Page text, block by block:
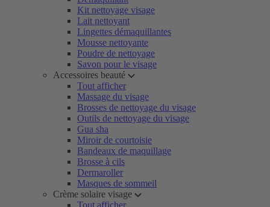
Kit nettoyage visage
Lait nettoyant
Lingettes démaquillantes
Mousse nettoyante
Poudre de nettoyage
Savon pour le visage
Accessoires beauté
Tout afficher
Massage du visage
Brosses de nettoyage du visage
Outils de nettoyage du visage
Gua sha
Miroir de courtoisie
Bandeaux de maquillage
Brosse à cils
Dermaroller
Masques de sommeil
Crème solaire visage
Tout afficher